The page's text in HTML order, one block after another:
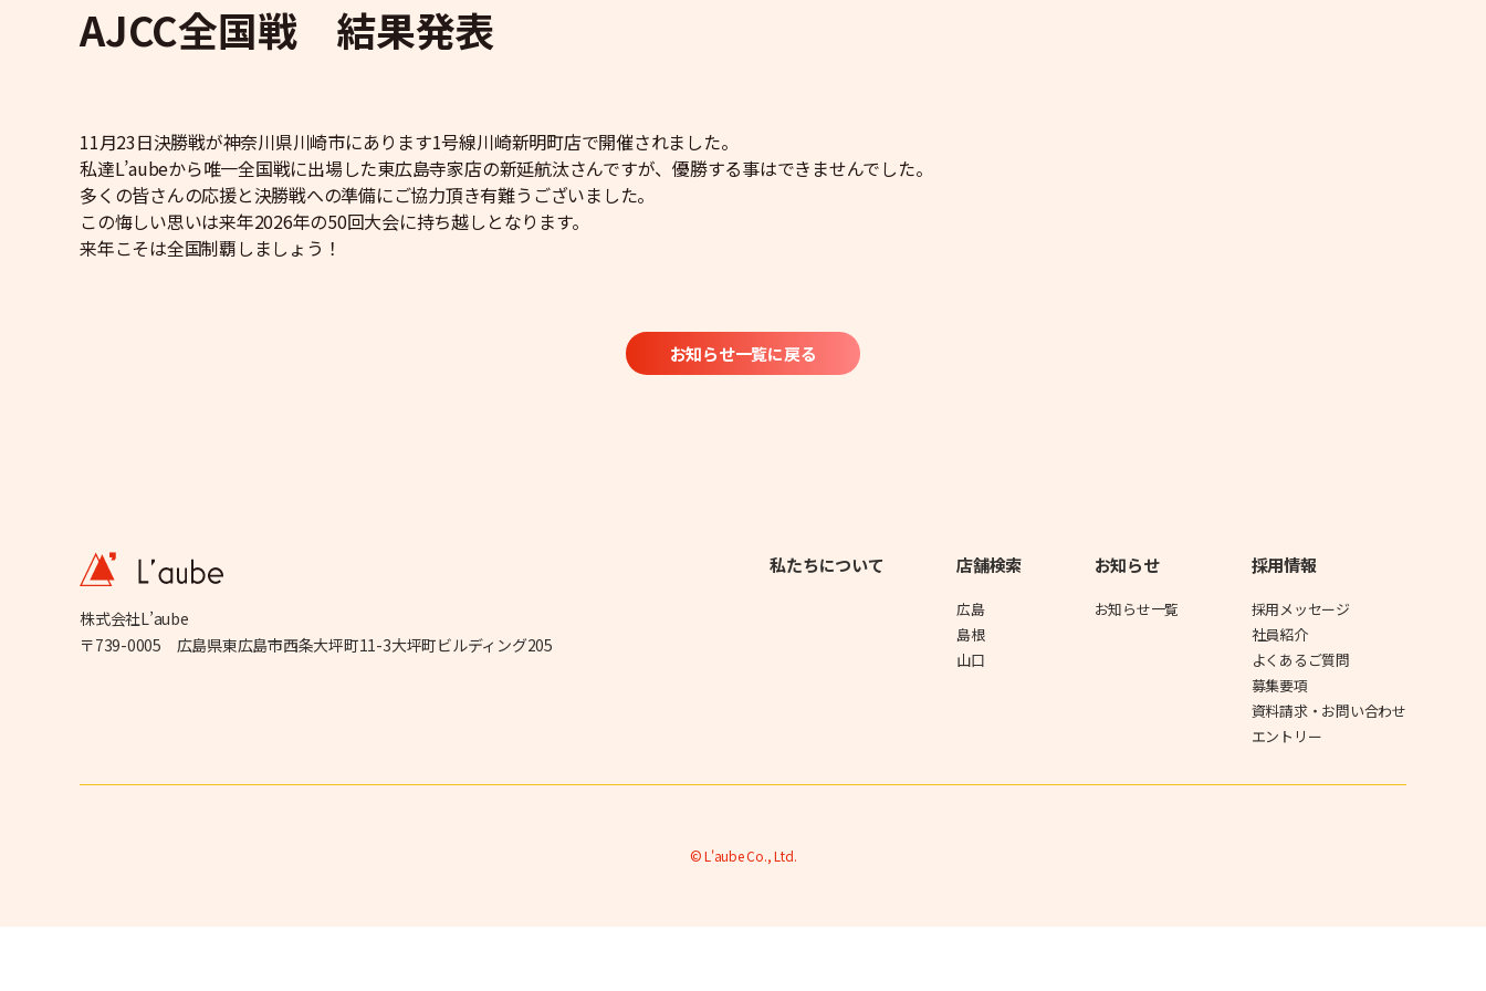
AJCC全国戦 結果発表
11月23日決勝戦が神奈川県川崎市にあります1号線川崎新明町店で開催されました。
私達L’aubeから唯一全国戦に出場した東広島寺家店の新延航汰さんですが、優勝する事はできませんでした。
多くの皆さんの応援と決勝戦への準備にご協力頂き有難うございました。
この悔しい思いは来年2026年の50回大会に持ち越しとなります。
来年こそは全国制覇しましょう！
お知らせ一覧に戻る
株式会社L’aube
〒739-0005 広島県東広島市西条大坪町11-3大坪町ビルディング205
私たちについて 店舗検索
広島
島根
山口
お知らせ
お知らせ一覧
採用情報
採用メッセージ
社員紹介
よくあるご質問
募集要項
資料請求・お問い合わせ
エントリー
© L'aube Co., Ltd.